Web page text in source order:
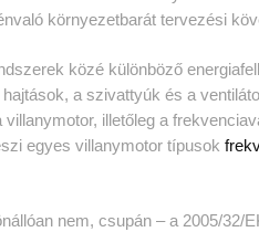
környezetbarát tervezési
közé különböző
a szivattyúk és a
illetőleg a
egyes villanymotor típusok
nem, csupán – a 2005/32/